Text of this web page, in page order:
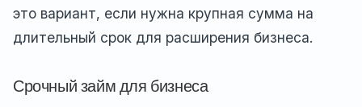
это вариант, если нужна крупная сумма на
длительный срок для расширения бизнеса.
Срочный займ для бизнеса